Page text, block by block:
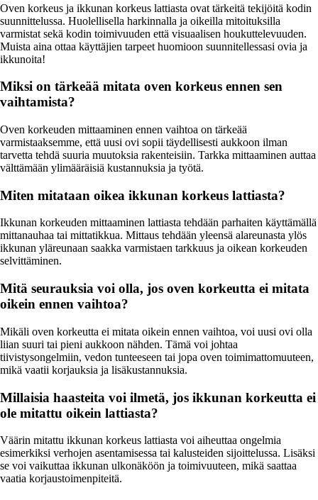
Oven korkeus ja ikkunan korkeus lattiasta ovat tärkeitä tekijöitä kodin
suunnittelussa. Huolellisella harkinnalla ja oikeilla mitoituksilla
varmistat sekä kodin toimivuuden että visuaalisen houkuttelevuuden.
Muista aina ottaa käyttäjien tarpeet huomioon suunnitellessasi ovia ja
ikkunoita!
Miksi on tärkeää mitata oven korkeus ennen sen
vaihtamista?
Oven korkeuden mittaaminen ennen vaihtoa on tärkeää
varmistaaksemme, että uusi ovi sopii täydellisesti aukkoon ilman
tarvetta tehdä suuria muutoksia rakenteisiin. Tarkka mittaaminen auttaa
välttämään ylimääräisiä kustannuksia ja työtä.
Miten mitataan oikea ikkunan korkeus lattiasta?
Ikkunan korkeuden mittaaminen lattiasta tehdään parhaiten käyttämällä
mittanauhaa tai mittatikkua. Mittaus tehdään yleensä alareunasta ylös
ikkunan yläreunaan saakka varmistaen tarkkuus ja oikean korkeuden
selvittäminen.
Mitä seurauksia voi olla, jos oven korkeutta ei mitata
oikein ennen vaihtoa?
Mikäli oven korkeutta ei mitata oikein ennen vaihtoa, voi uusi ovi olla
liian suuri tai pieni aukkoon nähden. Tämä voi johtaa
tiivistysongelmiin, vedon tunteeseen tai jopa oven toimimattomuuteen,
mikä vaatii korjauksia ja lisäkustannuksia.
Millaisia haasteita voi ilmetä, jos ikkunan korkeutta ei
ole mitattu oikein lattiasta?
Väärin mitattu ikkunan korkeus lattiasta voi aiheuttaa ongelmia
esimerkiksi verhojen asentamisessa tai kalusteiden sijoittelussa. Lisäksi
se voi vaikuttaa ikkunan ulkonäköön ja toimivuuteen, mikä saattaa
vaatia korjaustoimenpiteitä.